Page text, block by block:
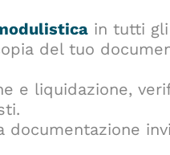
in tutti
del tuo
e liquidazione,
documentazione